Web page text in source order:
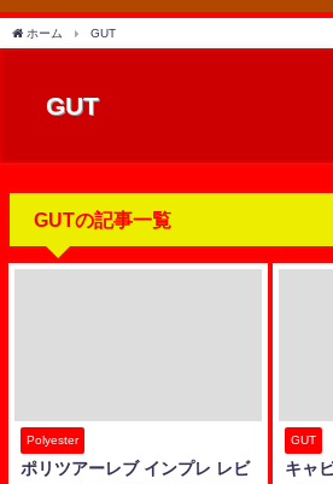
ホーム GUT
GUT
GUTの記事一覧
Polyester
ポリツアーレブ インプレ レビ
GUT
キャ